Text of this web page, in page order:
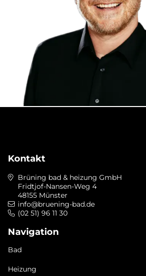
Kontakt
Brüning bad & heizung GmbH
Fridtjof-Nansen-Weg 4
48155 Münster
info@bruening-bad.de
(02 51) 96 11 30
Navigation
Bad
Heizung